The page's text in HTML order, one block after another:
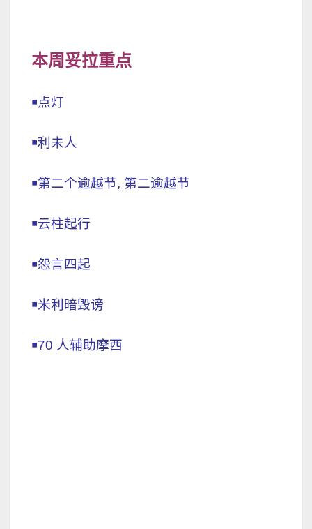
本周妥拉重点
￭点灯
￭利未人
￭第二个逾越节, 第二逾越节
￭云柱起行
￭怨言四起
￭米利暗毁谤
￭70 人辅助摩西